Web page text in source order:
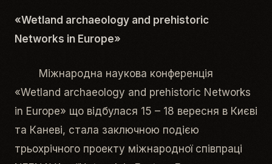
«Wetland archaeology and prehistoric
Networks in Europe»
Міжнародна наукова конференція
«Wetland archaeology and prehistoric Networks
in Europe» що відбулася 15 – 18 вересня в Києві
та Каневі, стала заключною подією
трьохрічного проекту міжнародної співпраці